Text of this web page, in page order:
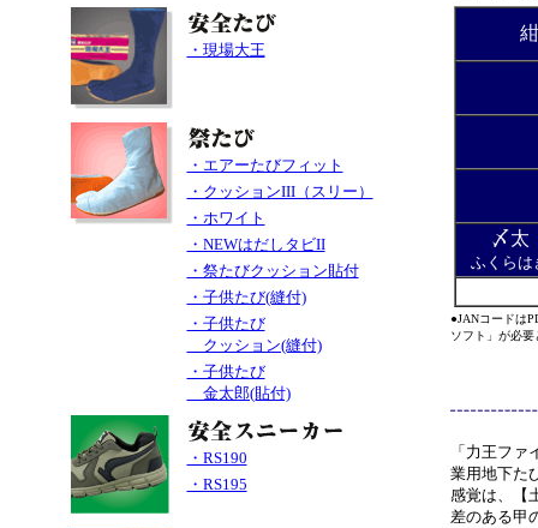
・現場大王
・エアーたびフィット
・クッションIII（スリー）
・ホワイト
・NEWはだしタビII
・祭たびクッション貼付
・子供たび(縫付)
・子供たび
クッション(縫付)
・子供たび
金太郎(貼付)
・RS190
・RS195
〆太
ふくらは
●JANコードは
ソフト」が必要
「力王フ
業用地下た
感覚は、【
差のある甲